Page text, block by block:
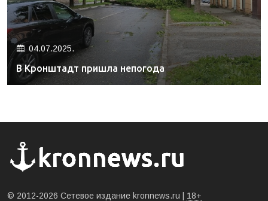
04.07.2025.
В Кронштадт пришла непогода
© 2012-2026 Сетевое издание kronnews.ru | 18+